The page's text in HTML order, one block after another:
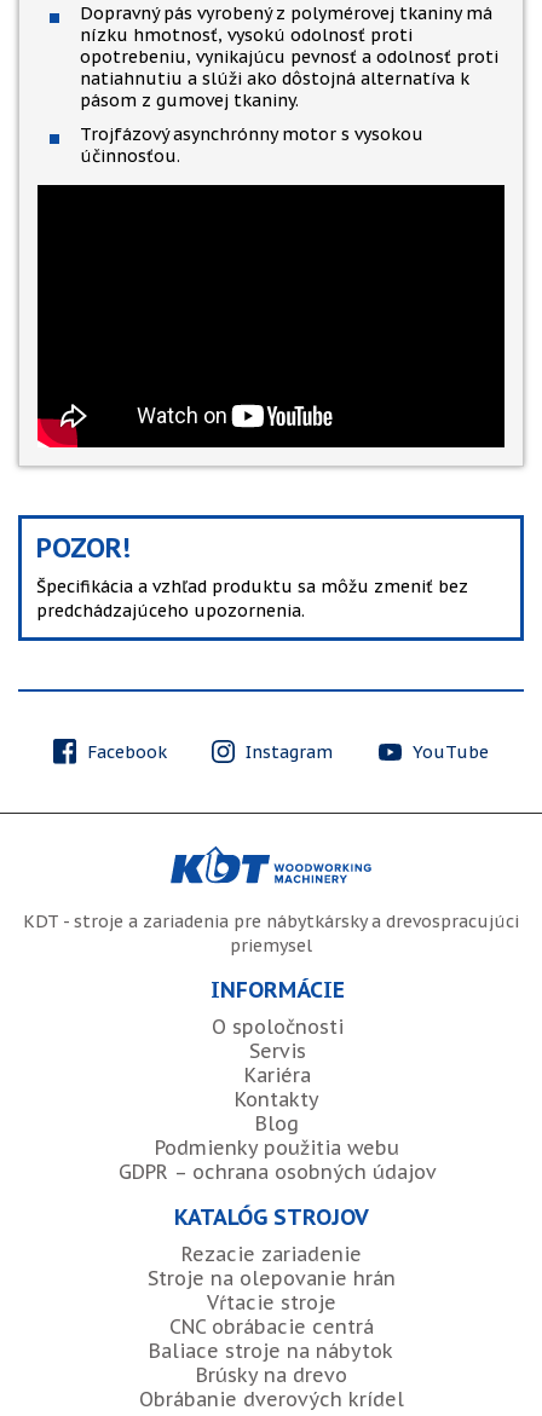
Dopravný pás vyrobený z polymérovej tkaniny má
nízku hmotnosť, vysokú odolnosť proti
opotrebeniu, vynikajúcu pevnosť a odolnosť proti
natiahnutiu a slúži ako dôstojná alternatíva k
pásom z gumovej tkaniny.
Trojfázový asynchrónny motor s vysokou
účinnosťou.
POZOR!
Špecifikácia a vzhľad produktu sa môžu zmeniť bez
predchádzajúceho upozornenia.
Facebook Instagram YouTube
KDT - stroje a zariadenia pre nábytkársky a drevospracujúci
priemysel
INFORMÁCIE
O spoločnosti
Servis
Kariéra
Kontakty
Blog
Podmienky použitia webu
GDPR – ochrana osobných údajov
KATALÓG STROJOV
Rezacie zariadenie
Stroje na olepovanie hrán
Vŕtacie stroje
CNC obrábacie centrá
Baliace stroje na nábytok
Brúsky na drevo
Obrábanie dverových krídel